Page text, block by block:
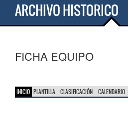
ARCHIVO HISTORICO
FICHA EQUIPO
INICIO PLANTILLA CLASIFICACIÓN CALENDARIO